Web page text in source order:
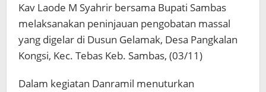
Kav Laode M Syahrir bersama Bupati Sambas
melaksanakan peninjauan pengobatan massal
yang digelar di Dusun Gelamak, Desa Pangkalan
Kongsi, Kec. Tebas Keb. Sambas, (03/11)
Dalam kegiatan Danramil menuturkan